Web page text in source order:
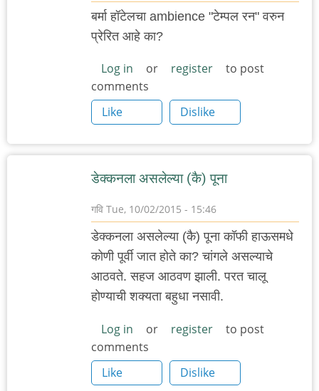
बर्मा हॉटेलचा ambience "टेम्पल रन" वरुन
प्रेरित आहे का?
Log in or register
to post
comments
Like
Dislike
डेक्कनला असलेल्या (कै) पूना
गवि Tue, 10/02/2015 - 15:46
डेक्कनला असलेल्या (कै) पूना कॉफी हाऊसमधे
कोणी पूर्वी जात होते का? चांगले असल्याचे
आठवते. सहज आठवण झाली. परत चालू
होण्याची शक्यता बहुधा नसावी.
Log in or register
to post
comments
Like
Dislike